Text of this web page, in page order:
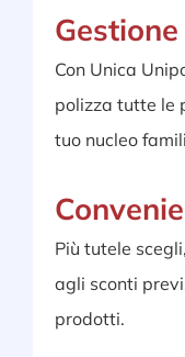
Con Unica
polizza tutte le
tuo nucleo
Più tutele
agli sconti
prodotti.